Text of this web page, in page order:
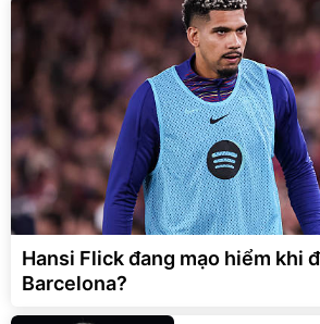
Hansi Flick đang mạo hiểm khi
Barcelona?